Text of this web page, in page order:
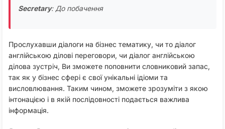
Secretary: До побачення
Прослухавши діалоги на бізнес тематику, чи то діалог
англійською ділові переговори, чи діалог англійською
ділова зустріч, Ви зможете поповнити словниковий запас,
так як у бізнес сфері є свої унікальні ідіоми та
висловлювання. Таким чином, зможете зрозуміти з якою
інтонацією і в якій послідовності подається важлива
інформація.